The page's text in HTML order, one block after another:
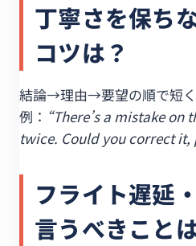
丁寧さを保ち
コツは？
結論→理由→要望の順で短く
例： “There’s a mistake
twice. Could you correct it,
フライト遅延
言うべきこと